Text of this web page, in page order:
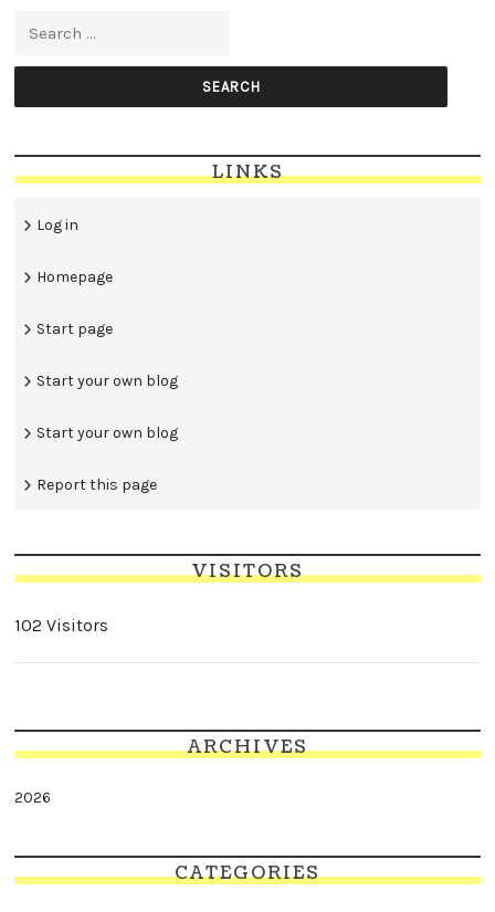
Search for:
LINKS
Log in
Homepage
Start page
Start your own blog
Start your own blog
Report this page
VISITORS
102 Visitors
ARCHIVES
2026
CATEGORIES